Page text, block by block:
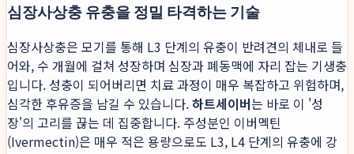
심장사상충 유충을 정밀 타격하는 기술
심장사상충은 모기를 통해 L3 단계의 유충이 반려견의 체내로 들
어와, 수 개월에 걸쳐 성장하며 심장과 폐동맥에 자리 잡는 기생충
입니다. 성충이 되어버리면 치료 과정이 매우 복잡하고 위험하며,
심각한 후유증을 남길 수 있습니다.하트세이버는 바로 이 '성
장'의 고리를 끊는 데 집중합니다. 주성분인 이버멕틴
(Ivermectin)은 매우 적은 용량으로도 L3, L4 단계의 유충에 강